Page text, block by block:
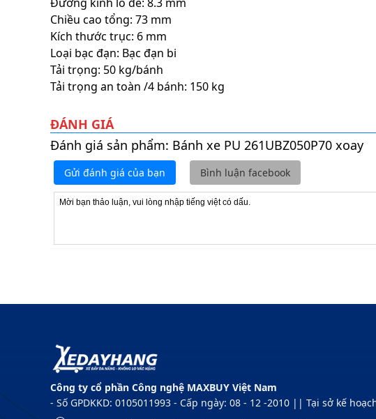
Chiều cao tổng: 73 mm
Kích thước trục: 6 mm
Loại bạc đạn: Bạc đạn bi
Tải trọng: 50 kg/bánh
Tải trọng an toàn /4 bánh: 150 kg
ĐÁNH GIÁ
Đánh giá sản phẩm: Bánh xe PU 261UBZ050P70 xoay
Gửi đánh giá của bạn Bình luận facebook
Công ty cổ phần Công nghệ MAXBUY Việt Nam
- Số GPDKKD: 0105011993 - Cấp ngày: 08 - 12 -2010 || Tại sở kế